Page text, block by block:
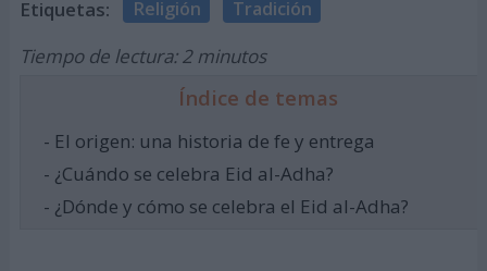
Etiquetas: Religión Tradición
Tiempo de lectura: 2 minutos
Índice de temas
- El origen: una historia de fe y entrega
- ¿Cuándo se celebra Eid al-Adha?
- ¿Dónde y cómo se celebra el Eid al-Adha?